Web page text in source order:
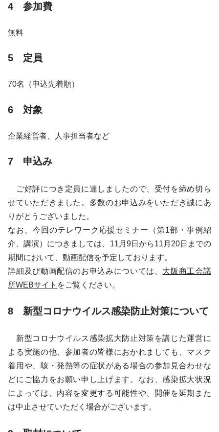
4 参加費
無料
5 定員
70名（申込先着順）
6 対象
企業経営者、人事担当者など
7 申込み
ご好評につき定員に達しましたので、受付を締め切ら
せていただきました。多数のお申込みをいただき誠にあ
りがとうございました。
なお、今回のテレワーク応援セミナー（第1部・事例紹
介、講演）につきましては、11月9日から11月20日までの
期間において、動画配信を予定しております。
詳細及び動画配信のお申込みについては、 大阪商工会議
所WEBサイト をご覧ください。
8 新型コロナウイルス感染防止対策について
新型コロナウイルス感染拡大防止対策を講じた運営に
よる実施の他、参加者の皆様におかれましても、マスク
着用や、咳・発熱等の症状がある場合の参加見合わせな
どにご協力をお願い申し上げます。なお、感染拡大状況
によっては、内容を変更する可能性や、開催を延期また
は中止させていただく場合がございます。